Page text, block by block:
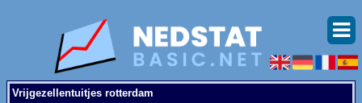
Vrijgezellentuitjes rotterdam